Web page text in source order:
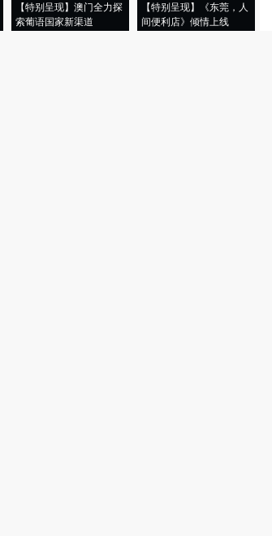
【特别呈现】澳门全力探
索葡语国家新渠道
【特别呈现】《东莞，人
间便利店》倾情上线